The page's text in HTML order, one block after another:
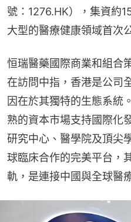
號：1276.HK），集資約
大型的醫療健康領域首次
恒瑞醫藥國際商業和組合
在訪問中指，香港是公司
因在於其獨特的生態系統
熟的資本市場支持國際化
研究中心、醫學院及頂尖
球臨床合作的完美平台，
軌，是連接中國與全球醫